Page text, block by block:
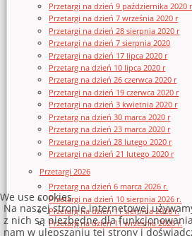
Przetargi na dzień 9 października 2020 r
Przetargi na dzień 7 września 2020 r
Przetargi na dzień 28 sierpnia 2020 r
Przetargi na dzień 7 sierpnia 2020
Przetargi na dzień 17 lipca 2020 r
Przetarg na dzień 10 lipca 2020 r
Przetarg na dzień 26 czerwca 2020 r
Przetargi na dzień 19 czerwca 2020 r
Przetargi na dzień 3 kwietnia 2020 r
Przetarg na dzień 30 marca 2020 r
Przetarg na dzień 23 marca 2020 r
Przetarg na dzień 28 lutego 2020 r
Przetargi na dzień 21 lutego 2020 r
Przetargi 2026
Przetarg na dzień 6 marca 2026 r.
Przetargi na dzień 10 sierpnia 2026 r.
Przetarg na dzień 11 sierpnia 2026 r.
Przetarg na dzień 11 września 2026 r.
We use cookies
Na naszej stronie internetowej
z nich są niezbędne dla
nam w ulepszaniu tej strony i